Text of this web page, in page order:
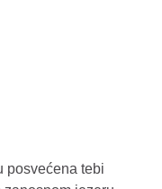
posvećena tebi